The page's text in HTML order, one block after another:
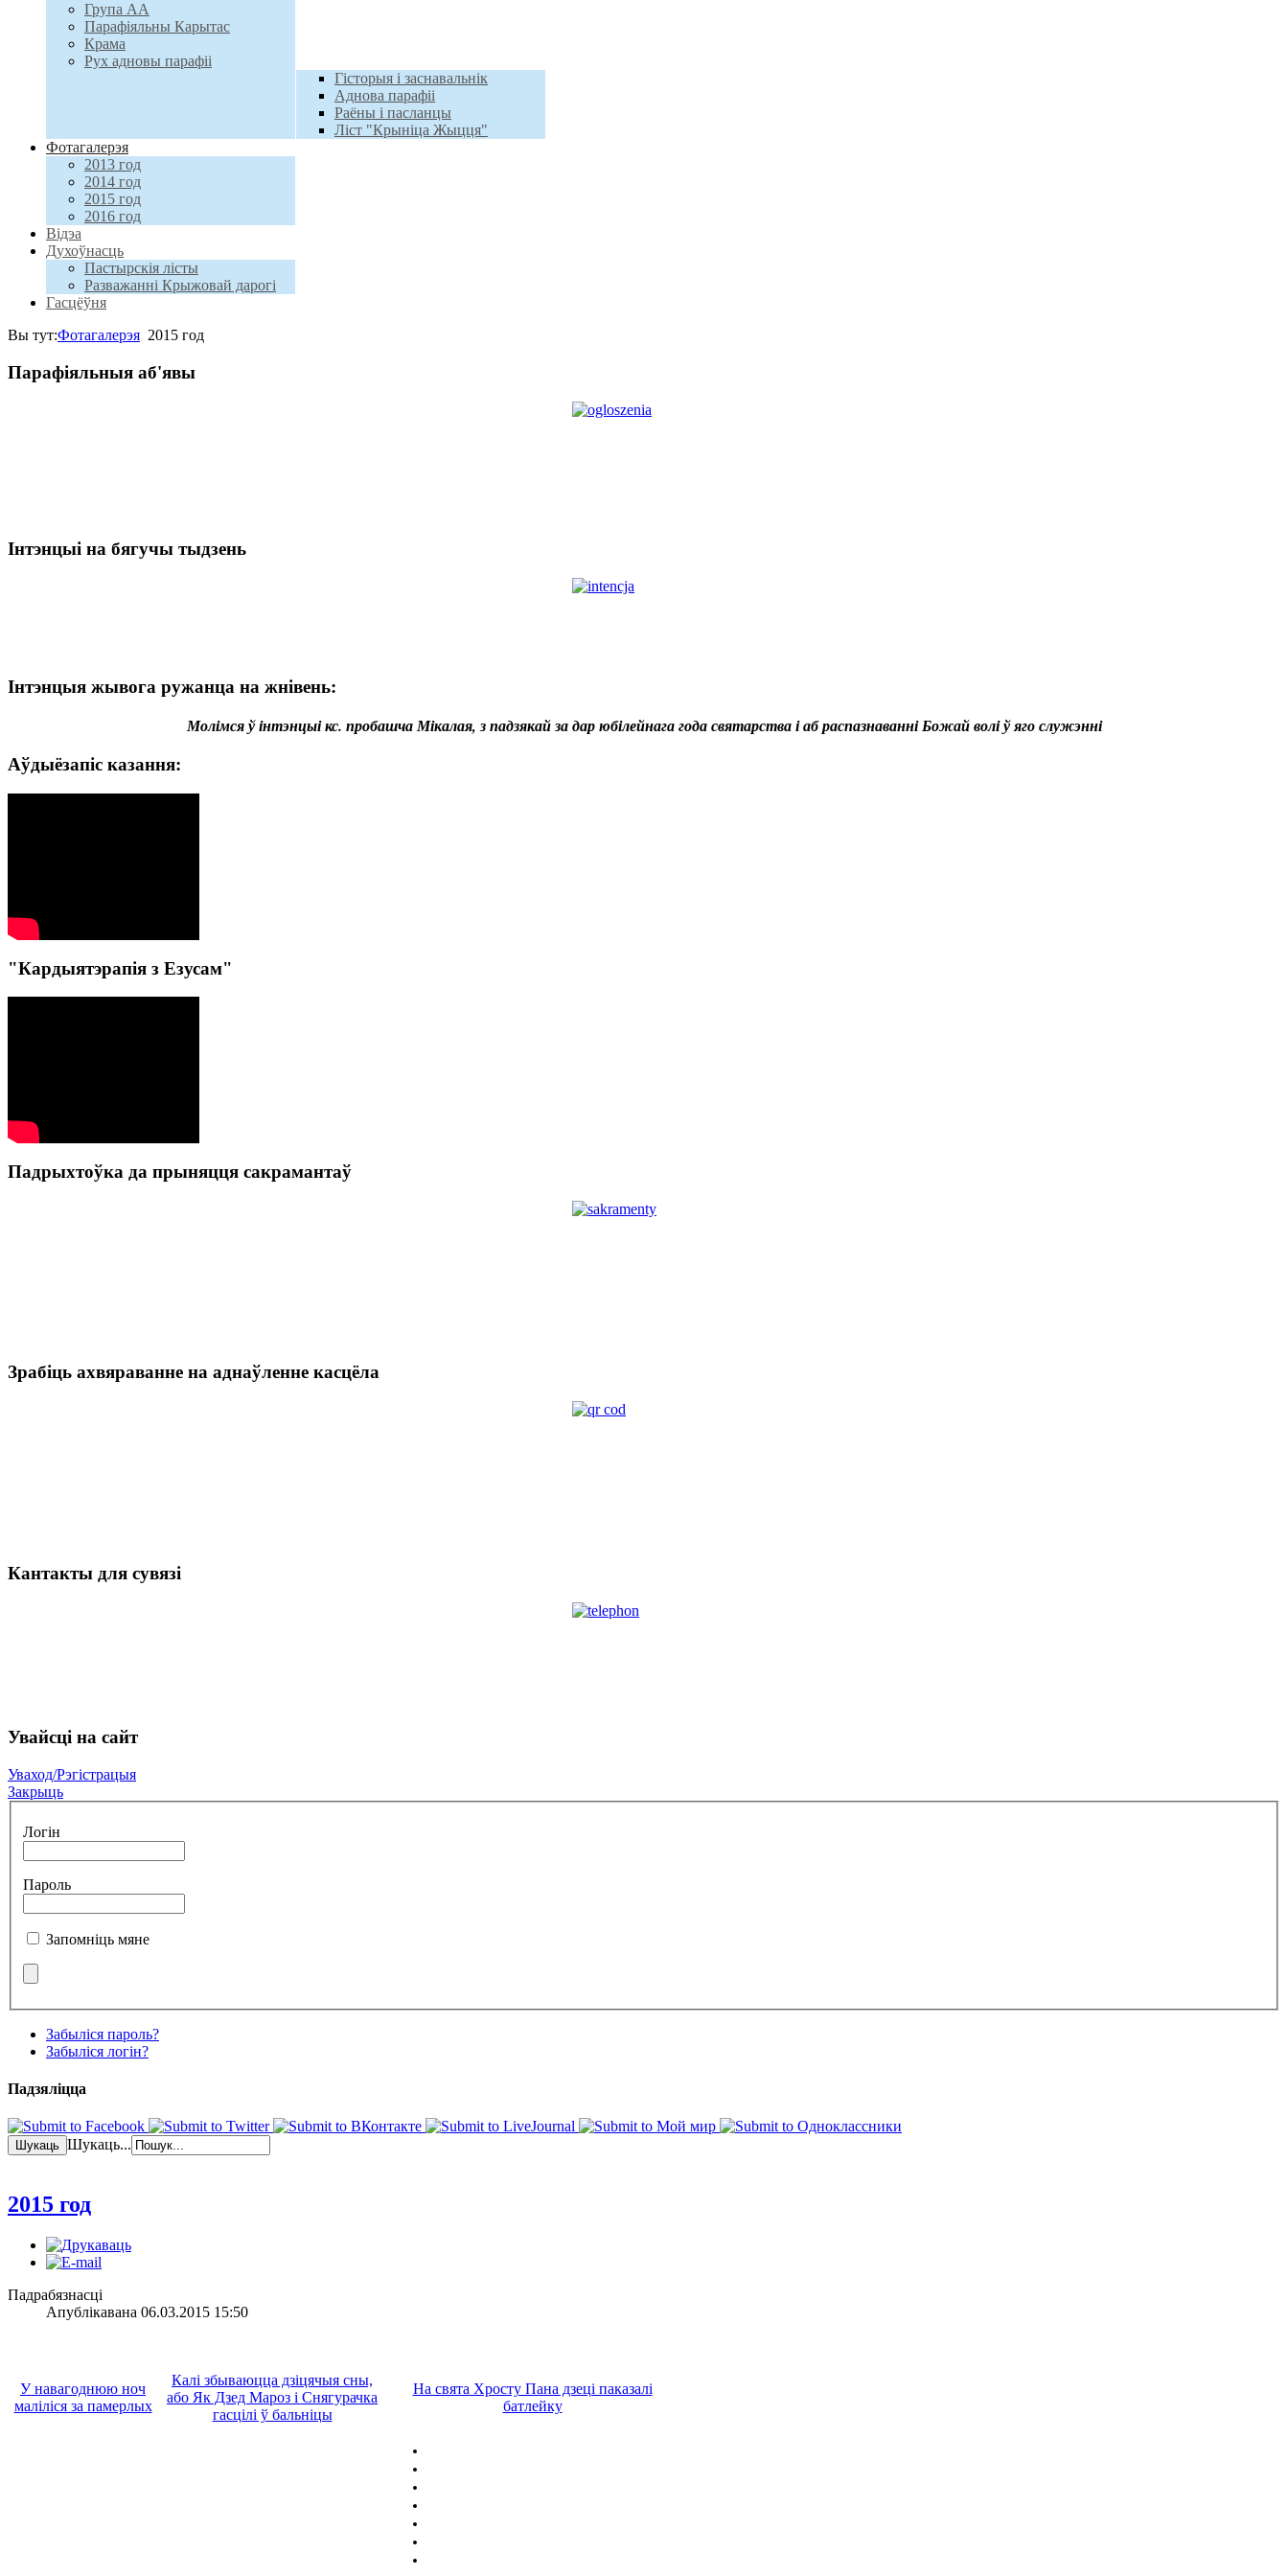
Група АА
Парафіяльны Карытас
Крама
Рух адновы парафіі
Гісторыя і заснавальнік
Аднова парафіі
Раёны і пасланцы
Ліст "Крыніца Жыцця"
Фотагалерэя
2013 год
2014 год
2015 год
2016 год
Відэа
Духоўнасць
Пастырскія лісты
Разважанні Крыжовай дарогі
Гасцёўня
Вы тут:Фотагалерэя 2015 год
Парафіяльныя аб'явы
Інтэнцыі на бягучы тыдзень
Інтэнцыя жывога ружанца на жнівень:
Молімся ў інтэнцыі кс. пробашча Мікалая, з падзякай за дар юбілейнага года святарства і аб распазнаванні Божай волі ў яго служэнні
Аўдыёзапіс казання:
"Кардыятэрапія з Езусам"
Падрыхтоўка да прыняцця сакрамантаў
Зрабіць ахвяраванне на аднаўленне касцёла
Кантакты для сувязі
Увайсцi на сайт
Уваход/Рэгістрацыя
Закрыць
Логін
Пароль
Запомніць мяне
Забыліся пароль?
Забыліся логін?
Падзялiцца
Шукаць...
2015 год
Падрабязнасці
Апублікавана 06.03.2015 15:50
У навагоднюю ноч
маліліся за памерлых
Калі збываюцца дзіцячыя сны,
або Як Дзед Мароз і Снягурачка
гасцілі ў бальніцы
На свята Хросту Пана дзеці паказалі
батлейку